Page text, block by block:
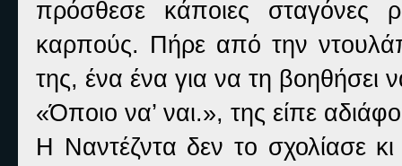
πρόσθεσε κάποιες σταγόνες
καρπούς. Πήρε από την
της, ένα ένα για να τη βοηθήσει
«Όποιο να’ ναι.», της είπε
Η Ναντέζντα δεν το σχολίασε